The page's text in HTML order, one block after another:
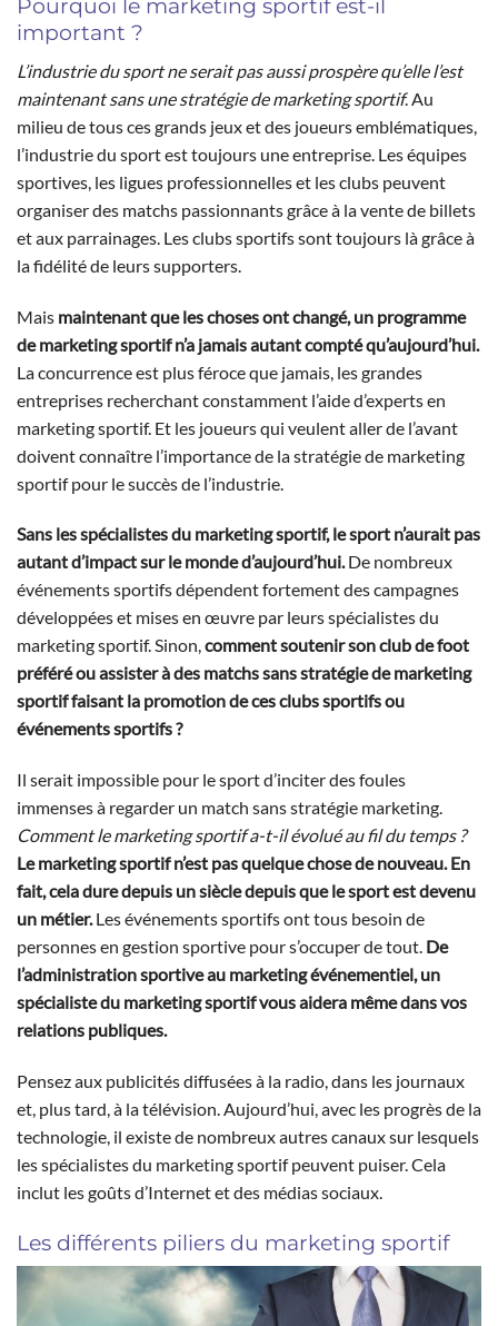
Pourquoi le marketing sportif est-il
important ?
L’industrie du sport ne serait pas aussi prospère qu’elle l’est
maintenant sans une stratégie de marketing sportif. Au
milieu de tous ces grands jeux et des joueurs emblématiques,
l’industrie du sport est toujours une entreprise. Les équipes
sportives, les ligues professionnelles et les clubs peuvent
organiser des matchs passionnants grâce à la vente de billets
et aux parrainages. Les clubs sportifs sont toujours là grâce à
la fidélité de leurs supporters.
Mais maintenant que les choses ont changé, un programme
de marketing sportif n’a jamais autant compté qu’aujourd’hui.
La concurrence est plus féroce que jamais, les grandes
entreprises recherchant constamment l’aide d’experts en
marketing sportif. Et les joueurs qui veulent aller de l’avant
doivent connaître l’importance de la stratégie de marketing
sportif pour le succès de l’industrie.
Sans les spécialistes du marketing sportif, le sport n’aurait pas
autant d’impact sur le monde d’aujourd’hui.De nombreux
événements sportifs dépendent fortement des campagnes
développées et mises en œuvre par leurs spécialistes du
marketing sportif. Sinon,comment soutenir son club de foot
préféré ou assister à des matchs sans stratégie de marketing
sportif faisant la promotion de ces clubs sportifs ou
événements sportifs ?
Il serait impossible pour le sport d’inciter des foules
immenses à regarder un match sans stratégie marketing.
Comment le marketing sportif a-t-il évolué au fil du temps ?
Le marketing sportif n’est pas quelque chose de nouveau. En
fait, cela dure depuis un siècle depuis que le sport est devenu
un métier.Les événements sportifs ont tous besoin de
personnes en gestion sportive pour s’occuper de tout. De
l’administration sportive au marketing événementiel, un
spécialiste du marketing sportif vous aidera même dans vos
relations publiques.
Pensez aux publicités diffusées à la radio, dans les journaux
et, plus tard, à la télévision. Aujourd’hui, avec les progrès de la
technologie, il existe de nombreux autres canaux sur lesquels
les spécialistes du marketing sportif peuvent puiser. Cela
inclut les goûts d’Internet et des médias sociaux.
Les différents piliers du marketing sportif